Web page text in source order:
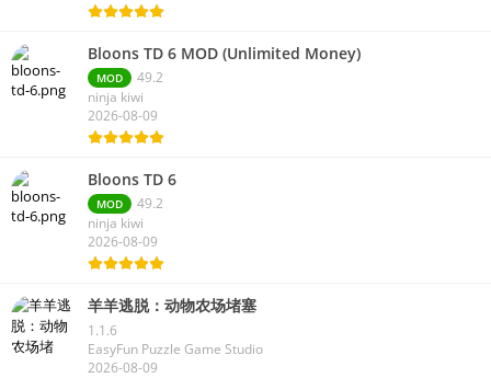
Bloons TD 6 MOD (Unlimited Money)
MOD
49.2
ninja kiwi
2026-08-09
Bloons TD 6
MOD
49.2
ninja kiwi
2026-08-09
羊羊逃脱：动物农场堵塞
1.1.6
EasyFun Puzzle Game Studio
2026-08-09